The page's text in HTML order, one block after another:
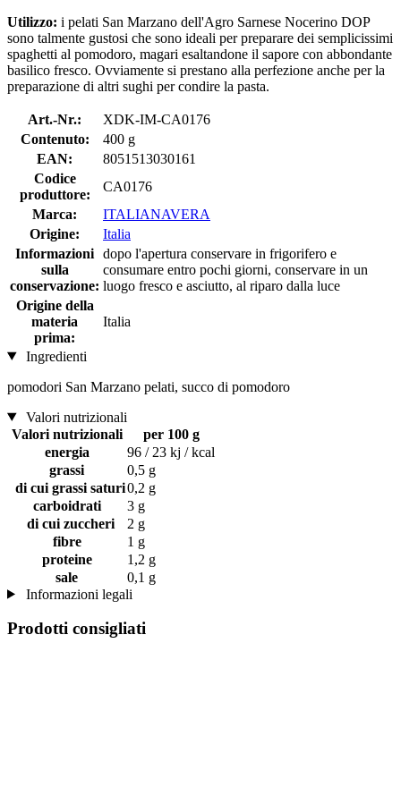
Utilizzo: i pelati San Marzano dell'Agro Sarnese Nocerino DOP
sono talmente gustosi che sono ideali per preparare dei semplicissimi
spaghetti al pomodoro, magari esaltandone il sapore con abbondante
basilico fresco. Ovviamente si prestano alla perfezione anche per la
preparazione di altri sughi per condire la pasta.
Art.-Nr.:
XDK-IM-CA0176
Contenuto:
400 g
EAN:
8051513030161
Codice
produttore:
CA0176
Marca:
ITALIANAVERA
Origine:
Italia
Informazioni
sulla
conservazione:
dopo l'apertura conservare in frigorifero e
consumare entro pochi giorni, conservare in un
luogo fresco e asciutto, al riparo dalla luce
Origine della
materia
prima:
Italia
Ingredienti
pomodori San Marzano pelati, succo di pomodoro
Valori nutrizionali
Valori nutrizionali
per 100 g
energia
96 / 23 kj / kcal
grassi
0,5 g
di cui grassi saturi0,2 g
carboidrati
3 g
di cui zuccheri
2 g
fibre
1 g
proteine
1,2 g
sale
0,1 g
Informazioni legali
Prodotti consigliati